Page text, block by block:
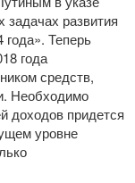
задачах развития
Теперь
года
средств,
Необходимо
доходов придется
уровне